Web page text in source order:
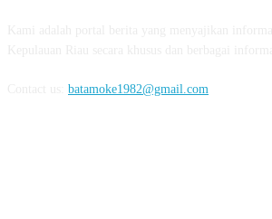
batamoke1982@gmail.com